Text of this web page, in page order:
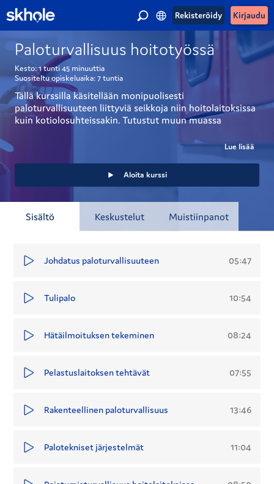
Kirjaudu
Rekisteröidy
Paloturvallisuus hoitotyössä
Kesto:1 tunti45 minuuttia
Suositeltu opiskeluaika:7 tuntia
Tällä kurssilla käsitellään monipuolisesti
paloturvallisuuteen liittyviä seikkoja niin hoitolaitoksissa
kuin kotiolosuhteissakin. Tutustut muun muassa
pelastussuunnitelman laatimiseen, hätäilmoituksen
poistumisturvallisuuteen hoitolaitoksessa tulipalon
Lue lisää
Aloita kurssi
Sisältö Keskustelut Muistiinpanot
Johdatus paloturvallisuuteen 05:47
Tulipalo 10:54
Hätäilmoituksen tekeminen 08:24
Pelastuslaitoksen tehtävät 07:55
Rakenteellinen paloturvallisuus 13:46
Palotekniset järjestelmät 11:04